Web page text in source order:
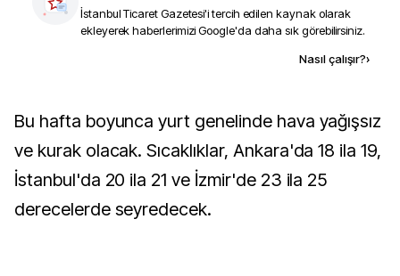
İstanbul Ticaret Gazetesi'i tercih edilen kaynak olarak
ekleyerek haberlerimizi Google'da daha sık görebilirsiniz.
Nasıl çalışır?›
Bu hafta boyunca yurt genelinde hava yağışsız
ve kurak olacak. Sıcaklıklar, Ankara'da 18 ila 19,
İstanbul'da 20 ila 21 ve İzmir'de 23 ila 25
derecelerde seyredecek.